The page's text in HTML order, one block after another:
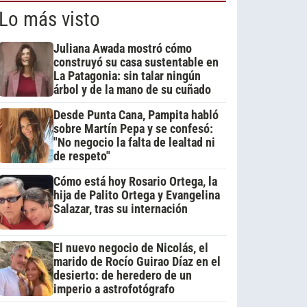
más visto
Juliana Awada mostró cómo
construyó su casa sustentable en
La Patagonia: sin talar ningún
árbol y de la mano de su cuñado
Desde Punta Cana, Pampita habló
sobre Martín Pepa y se confesó:
"No negocio la falta de lealtad ni
de respeto"
Cómo está hoy Rosario Ortega, la
hija de Palito Ortega y Evangelina
Salazar, tras su internación
El nuevo negocio de Nicolás, el
marido de Rocío Guirao Díaz en el
desierto: de heredero de un
imperio a astrofotógrafo